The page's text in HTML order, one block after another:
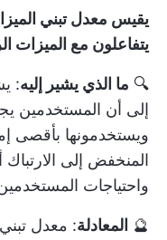
يقيس معدل تبني
يتفاعلون مع الميزات
🔍 ما الذي يشير إليه:
إلى أن المستخدمين
ويستخدمونها بأقصى
المنخفض إلى
واحتياجات
🔮 المعادلة: معدل